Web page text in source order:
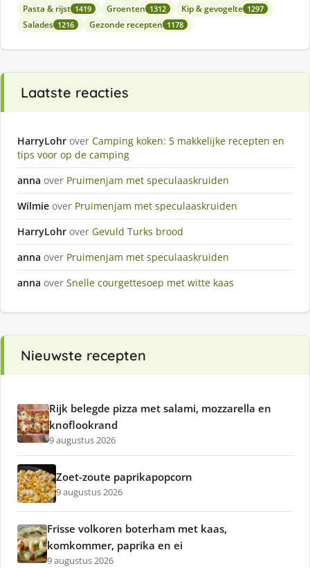
Pasta & rijst 1419 Groenten 1312 Kip & gevogelte 1297
Salades 1216 Gezonde recepten 1178
Laatste reacties
HarryLohr over Camping koken: 5 makkelijke recepten en
tips voor op de camping
anna over Pruimenjam met speculaaskruiden
Wilmie over Pruimenjam met speculaaskruiden
HarryLohr over Gevuld Turks brood
anna over Pruimenjam met speculaaskruiden
anna over Snelle courgettesoep met witte kaas
Nieuwste recepten
Rijk belegde pizza met salami, mozzarella en
knoflookrand
9 augustus 2026
Zoet-zoute paprikapopcorn
9 augustus 2026
Frisse volkoren boterham met kaas,
komkommer, paprika en ei
9 augustus 2026